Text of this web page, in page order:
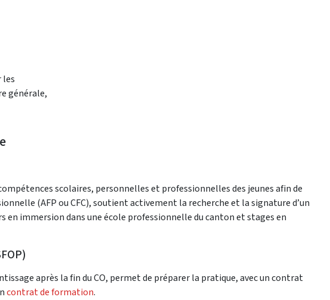
les
générale,
scolaires, personnelles et professionnelles des jeunes afin de
(AFP ou CFC), soutient activement la recherche et la signature d’un
en immersion dans une école professionnelle du canton et stages en
après la fin du CO, permet de préparer la pratique, avec un contrat
contrat de formation.